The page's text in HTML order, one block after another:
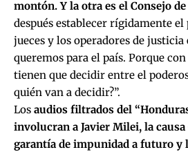
montón. Y la otra es el Consejo
después establecer rígidamente
jueces y los operadores de justicia
queremos para el país. Porque
tienen que decidir entre el
quién van a decidir?”.
Los audios filtrados del
involucran a Javier Milei, la causa
garantía de impunidad a futuro y